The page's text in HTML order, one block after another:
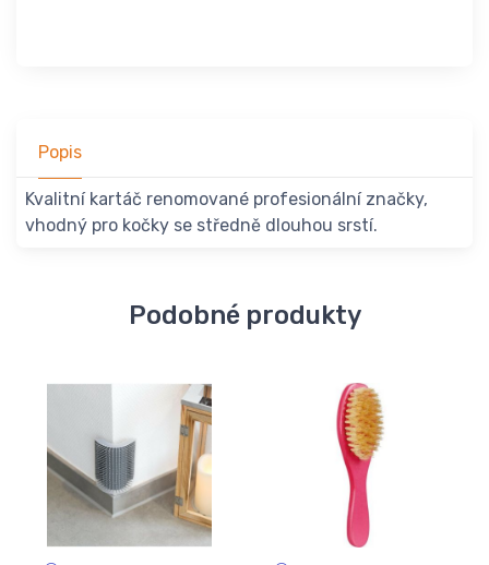
Popis
Kvalitní kartáč renomované profesionální značky,
vhodný pro kočky se středně dlouhou srstí.
Podobné produkty